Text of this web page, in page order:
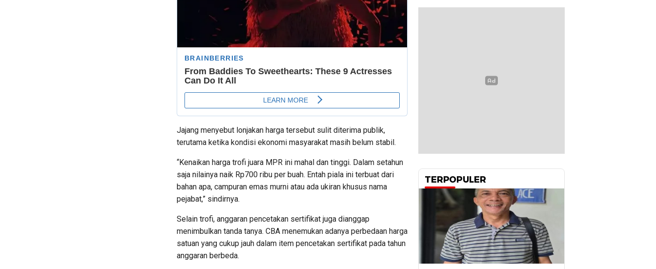
Jajang menyebut lonjakan harga tersebut sulit diterima publik,
terutama ketika kondisi ekonomi masyarakat masih belum stabil.
“Kenaikan harga trofi juara MPR ini mahal dan tinggi. Dalam setahun
saja nilainya naik Rp700 ribu per buah. Entah piala ini terbuat dari
bahan apa, campuran emas murni atau ada ukiran khusus nama
pejabat,” sindirnya.
Selain trofi, anggaran pencetakan sertifikat juga dianggap
menimbulkan tanda tanya. CBA menemukan adanya perbedaan harga
satuan yang cukup jauh dalam item pencetakan sertifikat pada tahun
anggaran berbeda.
TERPOPULER